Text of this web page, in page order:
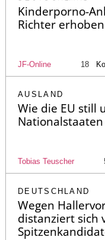
Kinderporno-
Richter erhoben
JF-Online 18
AUSLAND
Wie die EU still
Tobias Teuscher
DEUTSCHLAND
Wegen
distanziert sich